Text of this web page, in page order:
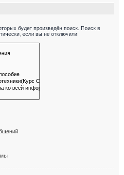
будет произведён поиск. Поиск в
если вы не отключили